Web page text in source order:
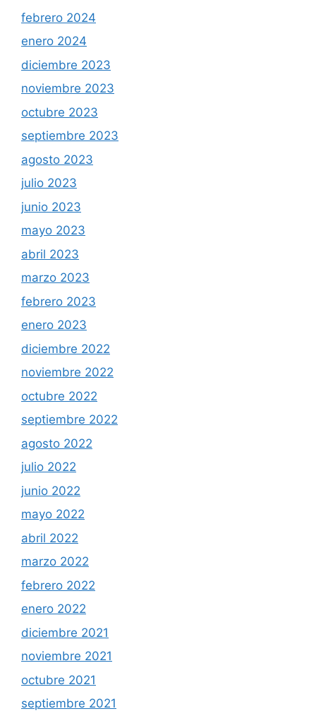
febrero 2024
enero 2024
diciembre 2023
noviembre 2023
octubre 2023
septiembre 2023
agosto 2023
julio 2023
junio 2023
mayo 2023
abril 2023
marzo 2023
febrero 2023
enero 2023
diciembre 2022
noviembre 2022
octubre 2022
septiembre 2022
agosto 2022
julio 2022
junio 2022
mayo 2022
abril 2022
marzo 2022
febrero 2022
enero 2022
diciembre 2021
noviembre 2021
octubre 2021
septiembre 2021